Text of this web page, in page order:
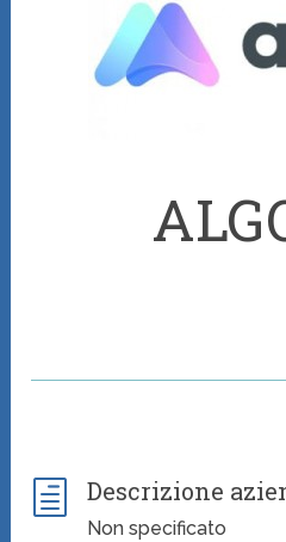
h Descrizione
Non specificato